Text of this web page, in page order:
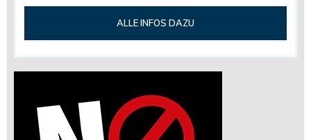
ALLE INFOS DAZU